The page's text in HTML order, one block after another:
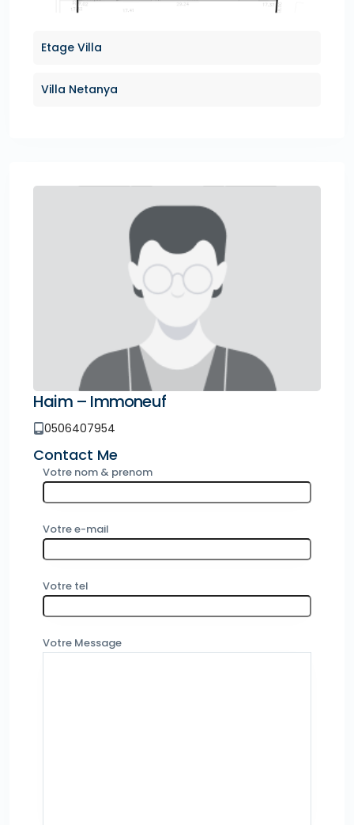
Etage Villa
Villa Netanya
Haim – Immoneuf
0506407954
Contact Me
Votre nom & prenom
Votre e-mail
Votre tel
Votre Message